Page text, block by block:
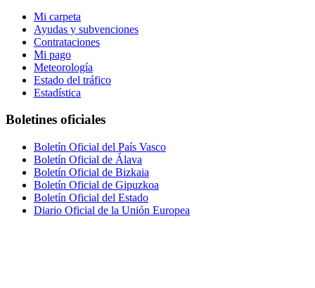
Mi carpeta
Ayudas y subvenciones
Contrataciones
Mi pago
Meteorología
Estado del tráfico
Estadística
Boletines oficiales
Boletín Oficial del País Vasco
Boletín Oficial de Álava
Boletín Oficial de Bizkaia
Boletín Oficial de Gipuzkoa
Boletín Oficial del Estado
Diario Oficial de la Unión Europea